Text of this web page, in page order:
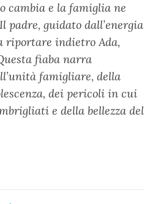
cambia e la famiglia ne
padre, guidato dall’energia
riportare indietro Ada,
fiaba narra
famigliare, della
dei pericoli in cui
e della bellezza del